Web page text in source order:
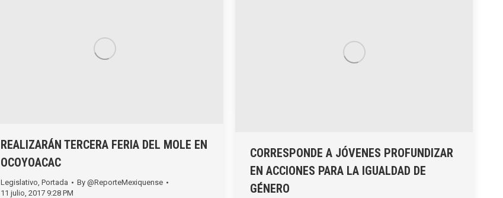
REALIZARÁN TERCERA FERIA DEL MOLE EN
OCOYOACAC
Legislativo Portada By @ReporteMexiquense
11 julio, 2017 9:28 PM
CORRESPONDE A JÓVENES PROFUNDIZAR
EN ACCIONES PARA LA IGUALDAD DE
GÉNERO